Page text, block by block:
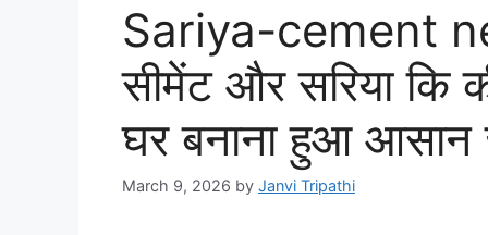
Sariya-cement
सीमेंट और सरिया कि
घर बनाना हुआ आसान
March 9, 2026 by Janvi Tripathi